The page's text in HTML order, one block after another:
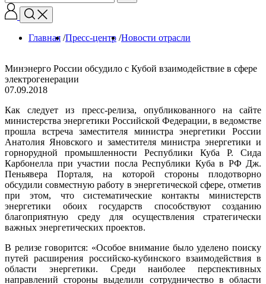
Главная /Пресс-центр /Новости отрасли
Минэнерго России обсудило с Кубой взаимодействие в сфере
электрогенерации
07.09.2018
Как следует из пресс-релиза, опубликованного на сайте
министерства энергетики Российской Федерации, в ведомстве
прошла встреча заместителя министра энергетики России
Анатолия Яновского и заместителя министра энергетики и
горнорудной промышленности Республики Куба Р. Сида
Карбонелла при участии посла Республики Куба в РФ Дж.
Пеньявера Порталя, на которой стороны плодотворно
обсудили совместную работу в энергетической сфере, отметив
при этом, что систематические контакты министерств
энергетики обоих государств способствуют созданию
благоприятную среду для осуществления стратегически
важных энергетических проектов.
В релизе говорится: «Особое внимание было уделено поиску
путей расширения российско-кубинского взаимодействия в
области энергетики. Среди наиболее перспективных
направлений стороны выделили сотрудничество в области